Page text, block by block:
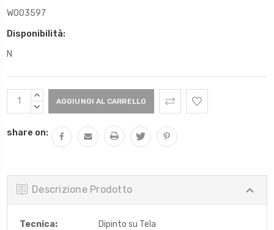
W003597
Disponibilità:
N
Scorta
Attuale:
AUMENTARE
QUANTITÀ:
DIMINUIRE
share on:
Descrizione Prodotto
Tecnica:
Dipinto su Tela